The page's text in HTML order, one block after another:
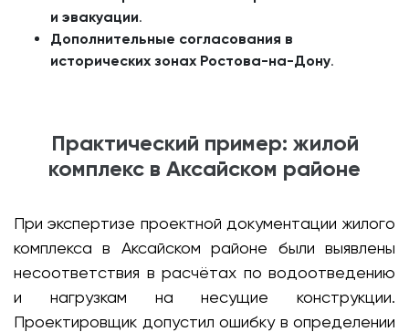
и эвакуации.
Дополнительные согласования в
исторических зонах Ростова-на-Дону.
Практический пример: жилой
комплекс в Аксайском районе
При экспертизе проектной документации жилого
комплекса в Аксайском районе были выявлены
несоответствия в расчётах по водоотведению
и нагрузкам на несущие конструкции.
Проектировщик допустил ошибку в определении